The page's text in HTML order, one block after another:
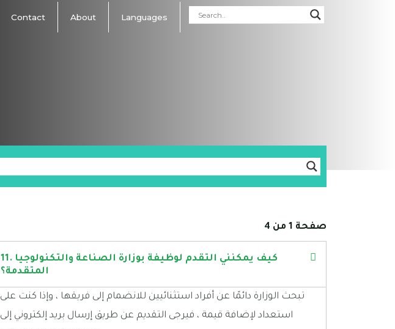
Contact About Languages
صفحة 1 من 4
11. كيف يمكنني التقدم لوظيفة بوزارة الصناعة والتكنولوجيا
المتقدمة؟
تبحث الوزارة دائمًا عن أفراد استثنائيين للانضمام إلى فريقها ، وإذا كنت على
استعداد لإضافة قيمة ، فيرجى التقديم عن طريق إرسال بريد إلكتروني إلى